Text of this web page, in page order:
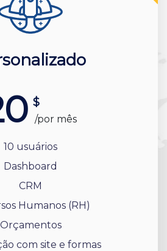
$
/por mês
10 usuários
Dashboard
CRM
Humanos (RH)
Orçamentos
com site e formas